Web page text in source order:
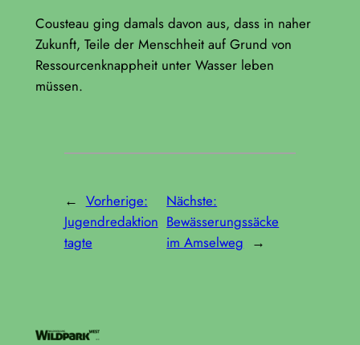
Cousteau ging damals davon aus, dass in naher
Zukunft, Teile der Menschheit auf Grund von
Ressourcenknappheit unter Wasser leben
müssen.
← Vorherige:
Jugendredaktion
tagte
Nächste:
Bewässerungssäcke
im Amselweg →